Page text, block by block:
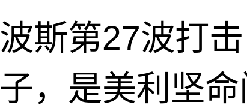
波斯第27波打
子，是美利坚